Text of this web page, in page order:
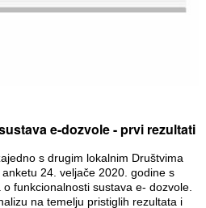
e-dozvole - prvi rezultati
s drugim lokalnim Društvima
24. veljače 2020. godine s
funkcionalnosti sustava e- dozvole.
na temelju pristiglih rezultata i